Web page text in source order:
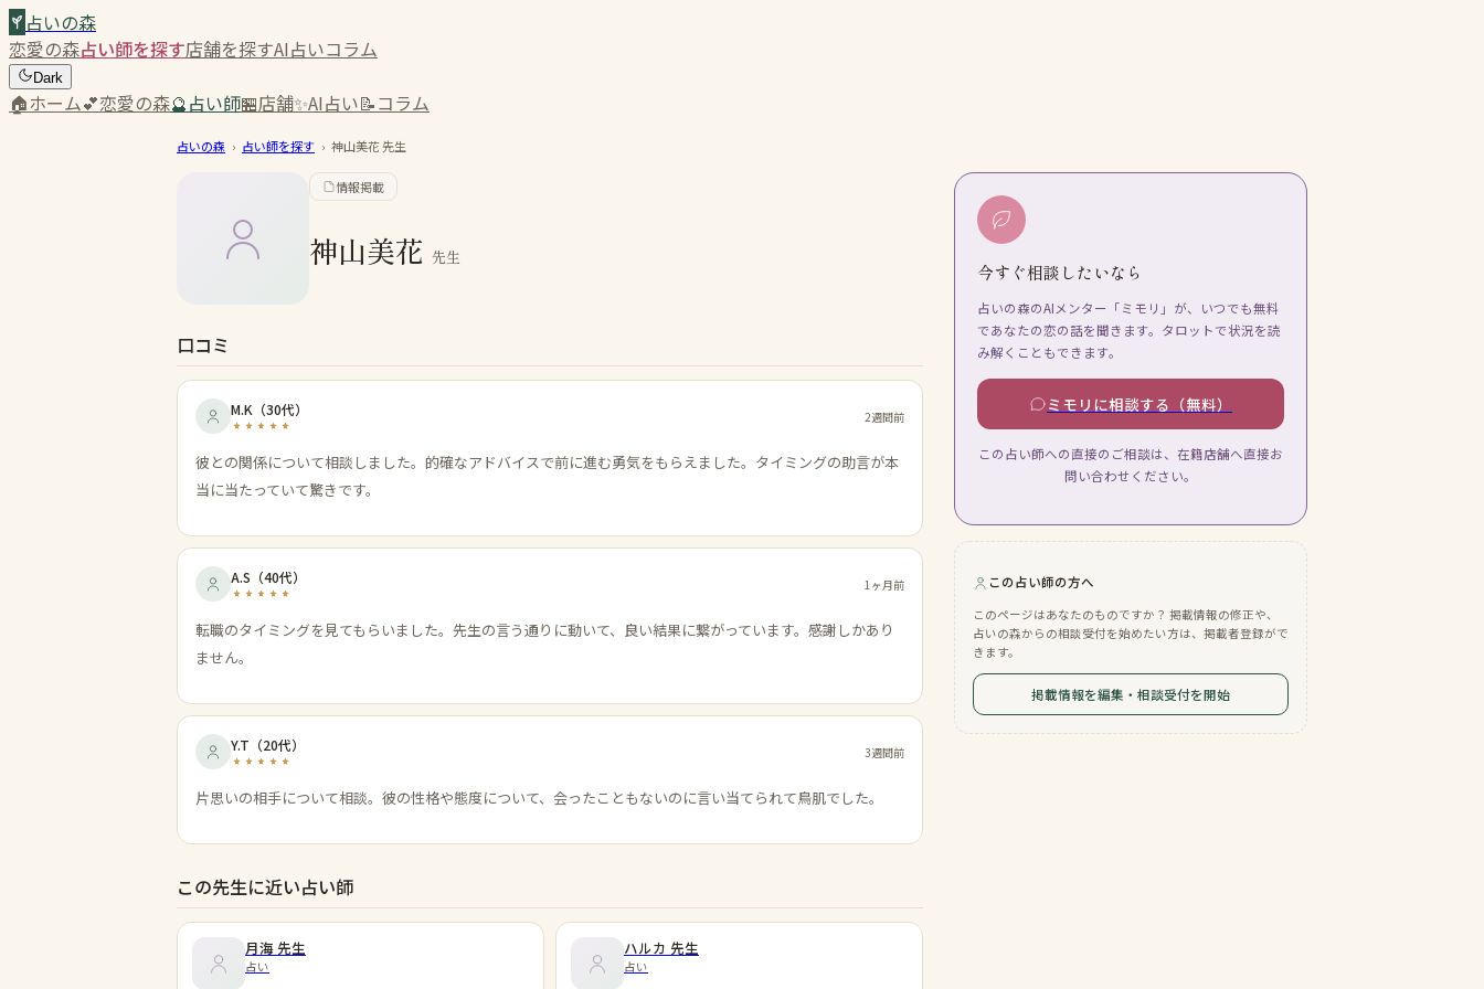
占いの森
恋愛の森占い師を探す店舗を探すAI占いコラム
Dark
🏠ホーム💕恋愛の森🔮占い師🏪店舗✨AI占い📝コラム
占いの森 › 占い師を探す › 神山美花先生
情報掲載
神山美花 先生
口コミ
M.K （30代） 2週間前
彼との関係について相談しました。的確なアドバイスで前に進む勇気をもらえました。タイミングの助言が本
当に当たっていて驚きです。
A.S （40代） 1ヶ月前
転職のタイミングを見てもらいました。先生の言う通りに動いて、良い結果に繋がっています。感謝しかあり
ません。
Y.T （20代） 3週間前
片思いの相手について相談。彼の性格や態度について、会ったこともないのに言い当てられて鳥肌でした。
この先生に近い占い師
月海 先生
占い
ハルカ 先生
占い
今すぐ相談したいなら
占いの森のAIメンター「ミモリ」が、いつでも無料
であなたの恋の話を聞きます。タロットで状況を読
み解くこともできます。
ミモリに相談する（無料）
この占い師への直接のご相談は、在籍店舗へ直接お
問い合わせください。
この占い師の方へ
このページはあなたのものですか？ 掲載情報の修正や、
占いの森からの相談受付を始めたい方は、掲載者登録がで
きます。
掲載情報を編集・相談受付を開始